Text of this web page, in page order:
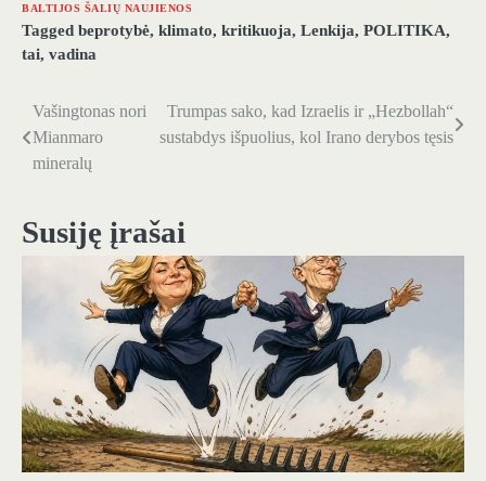
BALTIJOS ŠALIŲ NAUJIENOS
Tagged beprotybė, klimato, kritikuoja, Lenkija, POLITIKA,
tai, vadina
Navigacija
tarp
Vašingtonas nori
Mianmaro
mineralų
Trumpas sako, kad Izraelis ir „Hezbollah“
sustabdys išpuolius, kol Irano derybos tęsis
Susiję įrašai